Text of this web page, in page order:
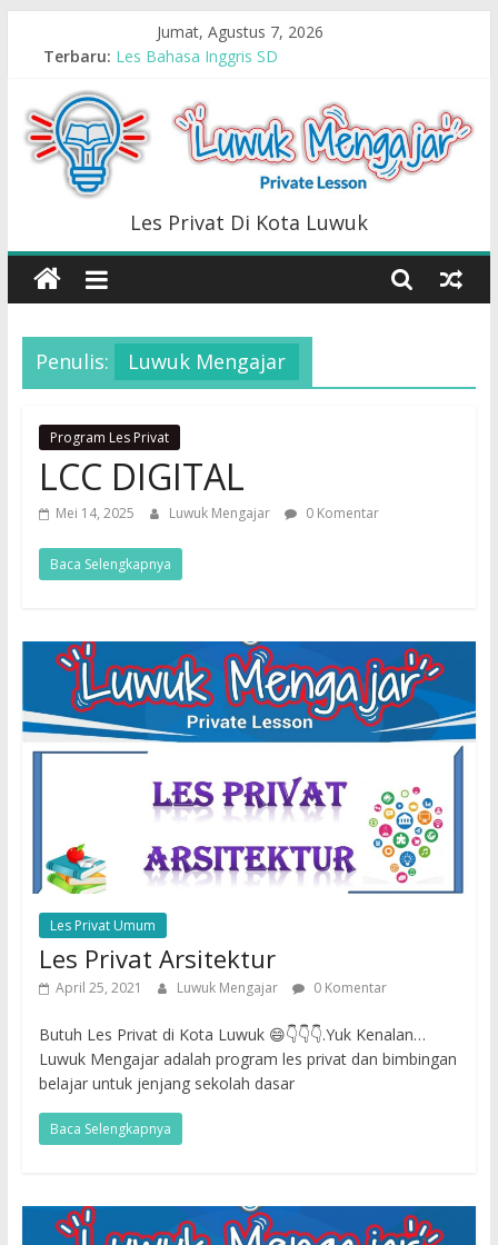
Jumat, Agustus 7, 2026
Terbaru:
Les Privat Tematik (Semua Mata Pelajaran SD)
Les Bahasa Inggris SD
Les Privat Arsitektur
Les Bahasa Arab
Luwuk
Mengajar
Les
Privat
Di
Luwuk
Les Privat Di Kota Luwuk
Penulis: Luwuk Mengajar
Program Les Privat
LCC DIGITAL
Mei 14, 2025 Luwuk Mengajar 0 Komentar
Baca Selengkapnya
Les Privat Umum
Les Privat Arsitektur
April 25, 2021 Luwuk Mengajar 0 Komentar
Butuh Les Privat di Kota Luwuk 😄👇👇👇.Yuk Kenalan…
Luwuk Mengajar adalah program les privat dan bimbingan
belajar untuk jenjang sekolah dasar
Baca Selengkapnya